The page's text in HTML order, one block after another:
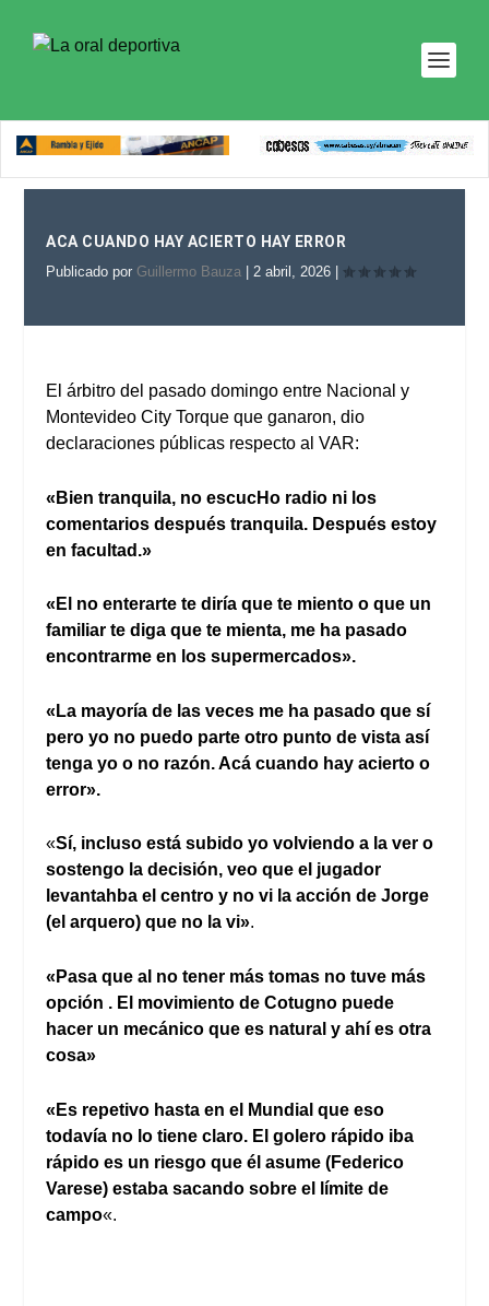
ACA CUANDO HAY ACIERTO HAY ERROR
Publicado por Guillermo Bauza |2 abril, 2026
El árbitro del pasado domingo entre Nacional y
Montevideo City Torque que ganaron, dio
declaraciones públicas respecto al VAR:
«Bien tranquila, no escucHo radio ni los
comentarios después tranquila. Después estoy
en facultad.»
«El no enterarte te diría que te miento o que un
familiar te diga que te mienta, me ha pasado
encontrarme en los supermercados».
«La mayoría de las veces me ha pasado que sí
pero yo no puedo parte otro punto de vista así
tenga yo o no razón. Acá cuando hay acierto o
error».
«Sí, incluso está subido yo volviendo a la ver o
sostengo la decisión, veo que el jugador
levantahba el centro y no vi la acción de Jorge
(el arquero) que no la vi».
«Pasa que al no tener más tomas no tuve más
opción . El movimiento de Cotugno puede
hacer un mecánico que es natural y ahí es otra
cosa»
«Es repetivo hasta en el Mundial que eso
todavía no lo tiene claro. El golero rápido iba
rápido es un riesgo que él asume (Federico
Varese) estaba sacando sobre el límite de
campo«.